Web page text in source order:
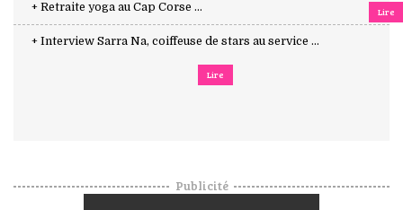
+ Retraite yoga au Cap Corse ... Lire
+ Interview Sarra Na, coiffeuse de stars au service ...
Lire
Publicité